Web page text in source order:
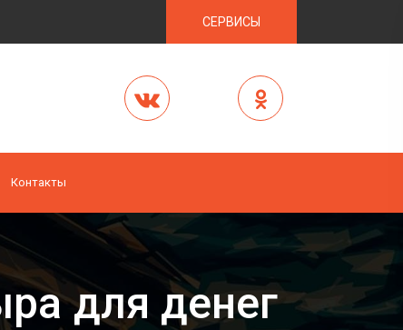
СЕРВИСЫ
Контакты
для денег